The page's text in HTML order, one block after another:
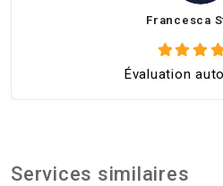
Francesca
Évaluation
Services similaires